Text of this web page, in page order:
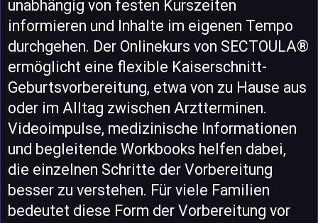
unabhängig von festen Kurszeiten
informieren und Inhalte im eigenen Tempo
durchgehen. Der Onlinekurs von SECTOULA®
ermöglicht eine flexible Kaiserschnitt-
Geburtsvorbereitung, etwa von zu Hause aus
oder im Alltag zwischen Arztterminen.
Videoimpulse, medizinische Informationen
und begleitende Workbooks helfen dabei,
die einzelnen Schritte der Vorbereitung
besser zu verstehen. Für viele Familien
bedeutet diese Form der Vorbereitung vor